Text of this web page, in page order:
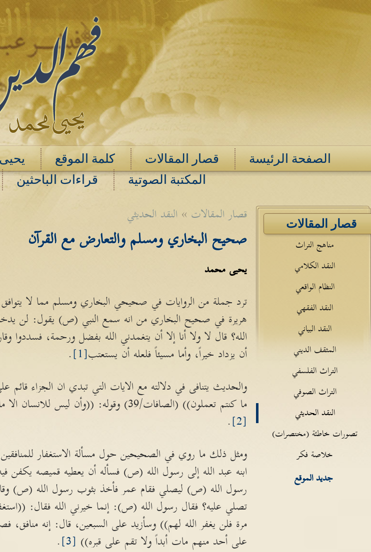
الصفحة الرئيسة قصار المقالات كلمة الموقع
المكتبة الصوتية
قراءات الباحثين
قصار المقالات » النقد الحديثي
صحيح البخاري ومسلم والتعارض مع القرآن
يحيى محمد
ترد جملة من الروايات في صحيحي البخاري ومسلم مما لا يتوافق
هريرة في صحيح البخاري من انه سمع النبي (ص) يقول: لن يدخل
الله؟ قال لا ولا أنا إلا أن يتغمدني الله بفضل ورحمة، فسددوا
أن يزداد خيراً، وأما مسيئاً فلعله أن يستعتب[1]
.
والحديث يتنافى في دلالته مع الايات التي تبدي ان الجزاء
ما كنتم تعملون)) (الصافات/39) وقوله: ((وأن ليس للانسان الا ما سعى، وأن سعيه سوف يرى)) (النجم/39ـ40)
[2]
.
ومثل ذلك ما روي في الصحيحين حول مسألة الاستغفار
ابنه عبد الله إلى رسول الله (ص) فسأله أن يعطيه قميصه يكفن
رسول الله (ص) ليصلي فقام عمر فأخذ بثوب رسول الله (ص)
تصلي عليه؟ فقال رسول الله (ص): إنما خيرني الله فقال:
مرة فلن يغفر الله لهم)) وسأزيد على السبعين، قال: إنه
على أحد منهم مات أبداً ولا تقم على قبره)) [3]
.
قصار المقالات
مناهج التراث
النقد الكلامي
النظام الواقعي
النقد الفقهي
النقد البياني
المثقف الديني
التراث الفلسفي
التراث الصوفي
النقد الحديثي
تصورات خاطئة (مختصرات)
خلاصة فكر
جديد الموقع